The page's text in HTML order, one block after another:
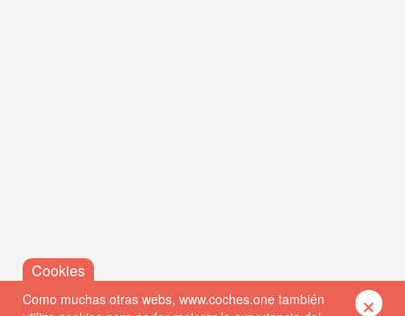
Como muchas otras webs, www.coches.one también
×